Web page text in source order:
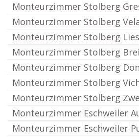
Monteurzimmer Stolberg
Monteurzimmer Stolberg
Monteurzimmer Stolberg
Monteurzimmer Stolberg
Monteurzimmer Stolberg
Monteurzimmer Stolberg
Monteurzimmer Stolberg
Monteurzimmer Eschweiler
Monteurzimmer Eschweiler